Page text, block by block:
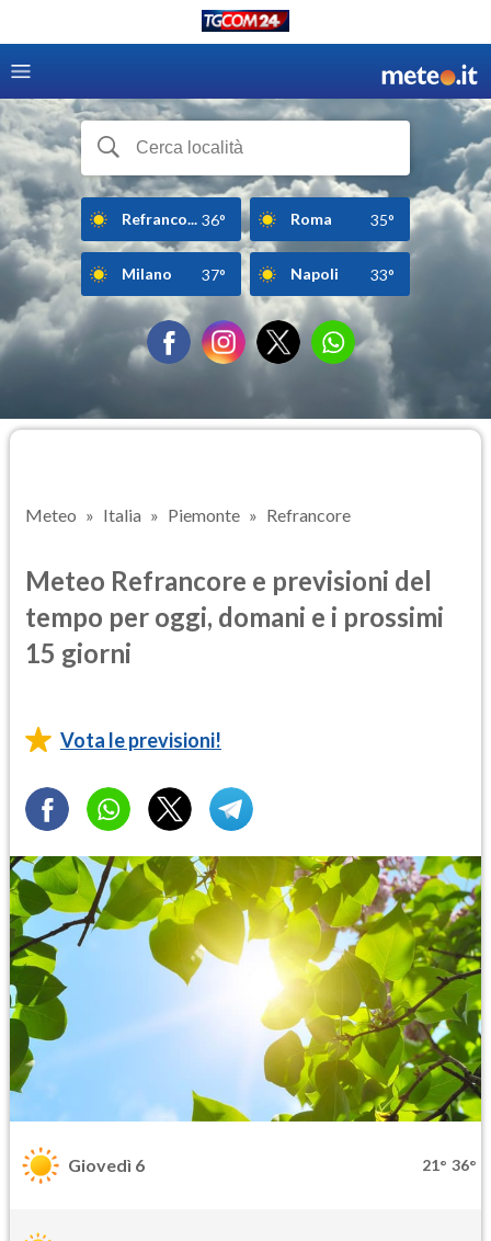
Refranco... 36° Roma 35°
Milano 37° Napoli 33°
Meteo Italia Piemonte Refrancore
Meteo Refrancore e previsioni del
tempo per oggi, domani e i prossimi
15 giorni
Vota le previsioni!
Giovedì 6 21° 36°